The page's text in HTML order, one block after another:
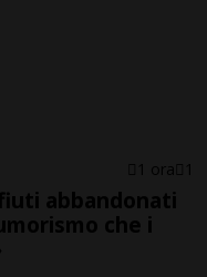
1 ora 1
abbandonati
che i